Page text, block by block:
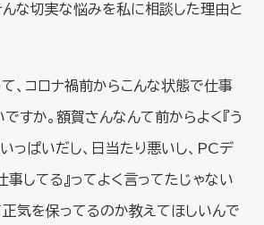
な切実な悩みを私に相談した理由と
て、コロナ禍前からこんな状態で仕事
すか。額賀さんなんて前からよく『う
っぱいだし、日当たり悪いし、PCデ
事してる』ってよく言ってたじゃない
正気を保ってるのか教えてほしいんで